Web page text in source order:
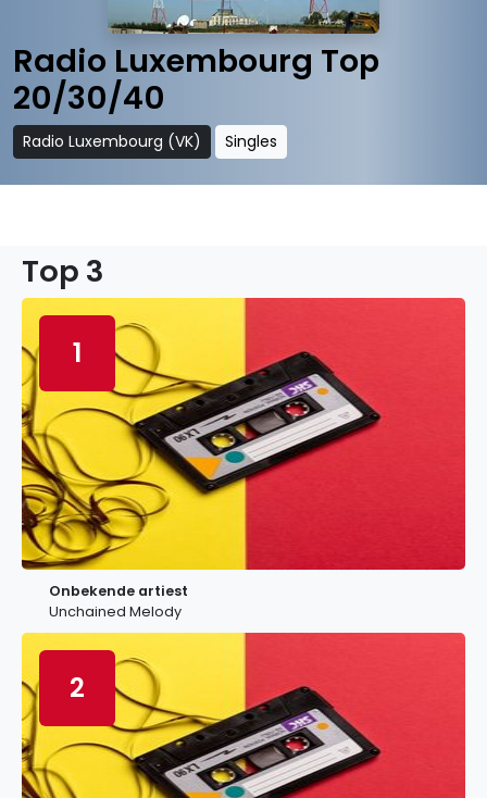
Radio Luxembourg Top
20/30/40
Radio Luxembourg (VK) Singles
Top 3
1
Onbekende artiest
Unchained Melody
2